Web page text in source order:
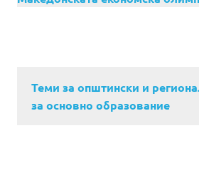
Теми за општински и
за основно образование